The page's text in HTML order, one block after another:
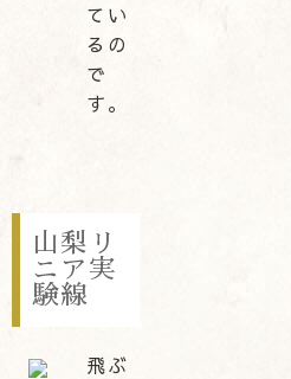
てい
るの
で
す。
山梨リ
ニア実
験線
飛ぶ